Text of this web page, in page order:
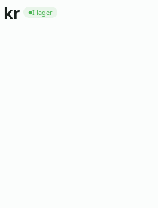
kr ●I lager